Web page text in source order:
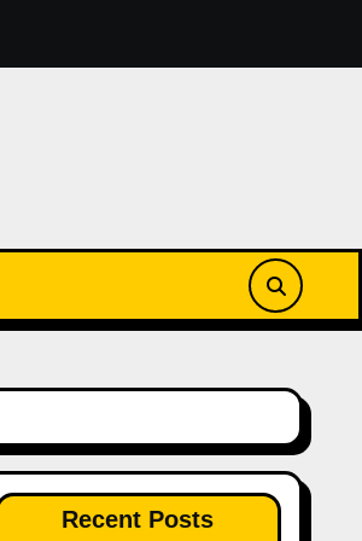
Recent Posts